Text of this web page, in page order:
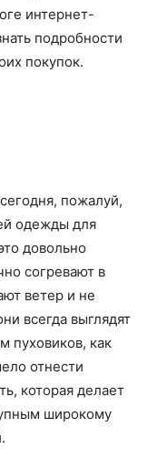
интернет-
подробности
покупок.
пожалуй,
одежды для
довольно
согревают в
ветер и не
всегда выглядят
пуховиков, как
отнести
которая делает
широкому